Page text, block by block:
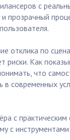
с
прозрачный
по
Как
что
современных
с
с